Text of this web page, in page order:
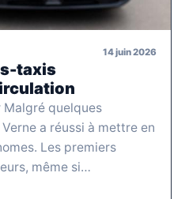
14 juin 2026
taxis
quelques
a réussi à mettre en
Les premiers
même si…